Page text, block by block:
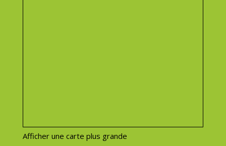
Afficher une carte plus grande